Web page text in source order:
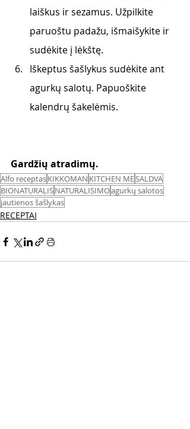
laiškus ir sezamus. Užpilkite
paruoštu padažu, išmaišykite ir
sudėkite į lėkštę.
Iškeptus šašlykus sudėkite ant
agurkų salotų. Papuoškite
kalendrų šakelėmis.
Gardžių atradimų.
Alfo receptasKIKKOMAN KITCHEN MESALDVA
BIONATURALISNATURALISIMOagurkų salotos
jautienos šašlykas
RECEPTAI